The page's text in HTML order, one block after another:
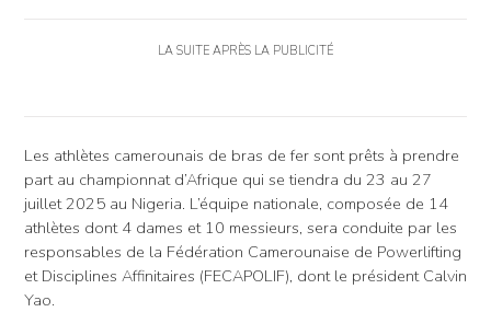
LA SUITE APRÈS LA PUBLICITÉ
Les athlètes camerounais de bras de fer sont prêts à prendre
part au championnat d’Afrique qui se tiendra du 23 au 27
juillet 2025 au Nigeria. L’équipe nationale, composée de 14
athlètes dont 4 dames et 10 messieurs, sera conduite par les
responsables de la Fédération Camerounaise de Powerlifting
et Disciplines Affinitaires (FECAPOLIF), dont le président Calvin
Yao.